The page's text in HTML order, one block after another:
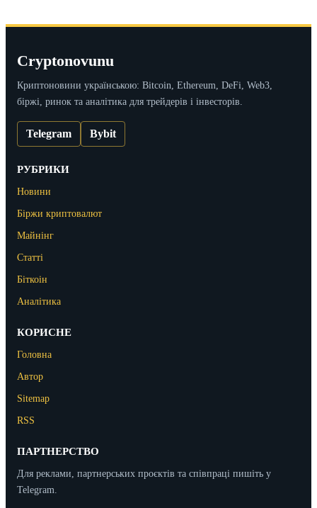
Cryptonovunu
Криптоновини українською: Bitcoin, Ethereum, DeFi, Web3,
біржі, ринок та аналітика для трейдерів і інвесторів.
Telegram Bybit
РУБРИКИ
Новини
Біржи криптовалют
Майнінг
Статті
Біткоін
Аналітика
КОРИСНЕ
Головна
Автор
Sitemap
RSS
ПАРТНЕРСТВО
Для реклами, партнерських проєктів та співпраці пишіть у
Telegram.